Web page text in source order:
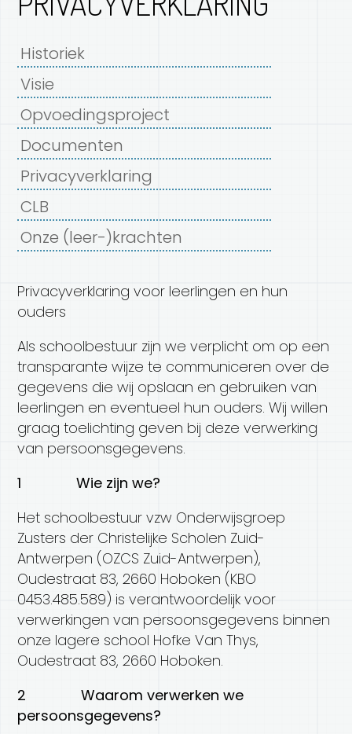
Historiek
Visie
Opvoedingsproject
Documenten
Privacyverklaring
CLB
Onze (leer-)krachten
Privacyverklaring voor leerlingen en hun
ouders
Als schoolbestuur zijn we verplicht om op een
transparante wijze te communiceren over de
gegevens die wij opslaan en gebruiken van
leerlingen en eventueel hun ouders. Wij willen
graag toelichting geven bij deze verwerking
van persoonsgegevens.
1 Wie zijn we?
Het schoolbestuur vzw Onderwijsgroep
Zusters der Christelijke Scholen Zuid-
Antwerpen (OZCS Zuid-Antwerpen),
Oudestraat 83, 2660 Hoboken (KBO
0453.485.589) is verantwoordelijk voor
verwerkingen van persoonsgegevens binnen
onze lagere school Hofke Van Thys,
Oudestraat 83, 2660 Hoboken.
2 Waarom verwerken we
persoonsgegevens?